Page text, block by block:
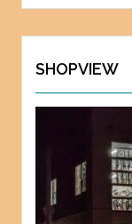
カ
SHOPVIEW